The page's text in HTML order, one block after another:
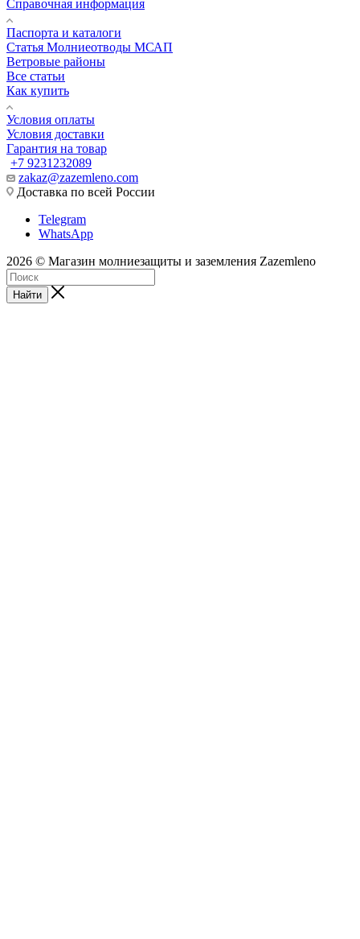
Справочная информация
Паспорта и каталоги
Статья Молниеотводы МСАП
Ветровые районы
Все статьи
Как купить
Условия оплаты
Условия доставки
Гарантия на товар
+7 9231232089
zakaz@zazemleno.com
Доставка по всей России
Telegram
WhatsApp
2026 © Магазин молниезащиты и заземления Zazemleno
Найти